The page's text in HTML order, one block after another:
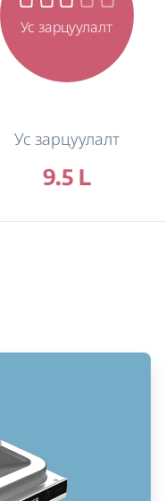
Ус зарцуулалт
Ус зарцуулалт
9.5 L